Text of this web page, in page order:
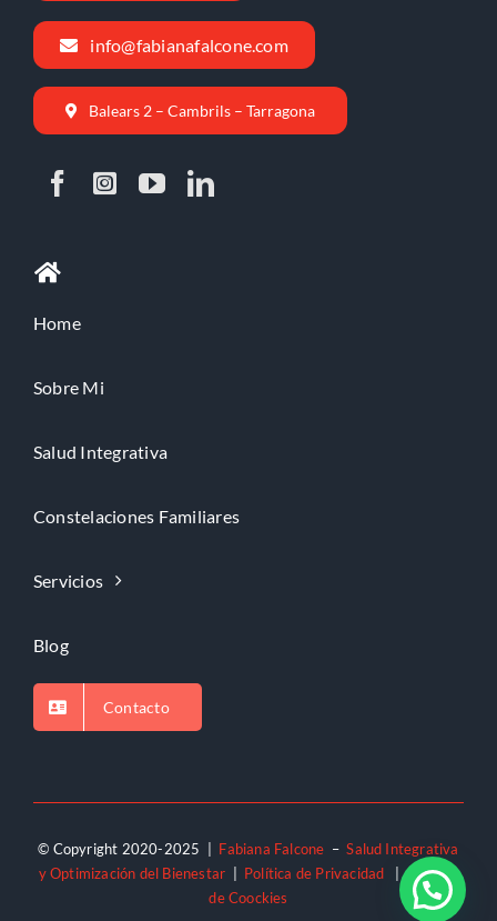
info@fabianafalcone.com
Balears 2 – Cambrils – Tarragona
Home
Sobre Mi
Salud Integrativa
Constelaciones Familiares
Servicios
Blog
Contacto
© Copyright 2020-2025 | Fabiana Falcone –Salud Integrativa
y Optimización del Bienestar
Política de Privacidad | Política
de Coockies